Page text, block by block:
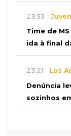
23:33
Time de
ida à final
23:21 Los
Denúncia
sozinhos